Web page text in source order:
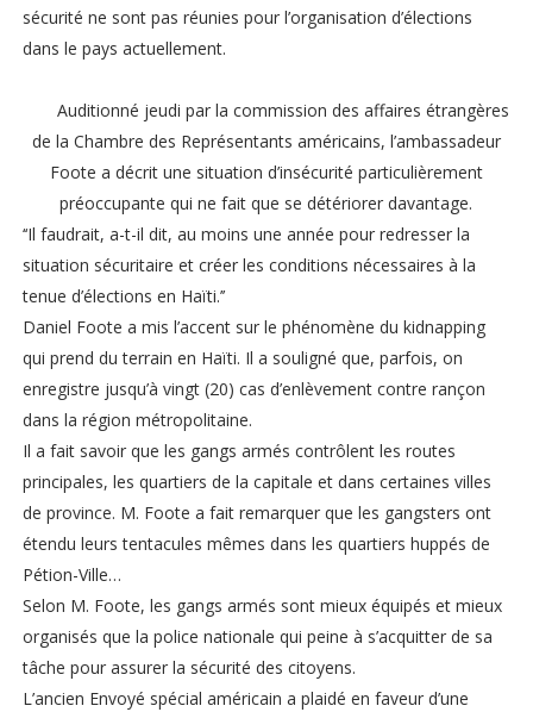
sécurité ne sont pas réunies pour l’organisation d’élections
dans le pays actuellement.
Auditionné jeudi par la commission des affaires étrangères
de la Chambre des Représentants américains, l’ambassadeur
Foote a décrit une situation d’insécurité particulièrement
préoccupante qui ne fait que se détériorer davantage.
‘‘Il faudrait, a-t-il dit, au moins une année pour redresser la
situation sécuritaire et créer les conditions nécessaires à la
tenue d’élections en Haïti.’’
Daniel Foote a mis l’accent sur le phénomène du kidnapping
qui prend du terrain en Haïti. Il a souligné que, parfois, on
enregistre jusqu’à vingt (20) cas d’enlèvement contre rançon
dans la région métropolitaine.
Il a fait savoir que les gangs armés contrôlent les routes
principales, les quartiers de la capitale et dans certaines villes
de province. M. Foote a fait remarquer que les gangsters ont
étendu leurs tentacules mêmes dans les quartiers huppés de
Pétion-Ville…
Selon M. Foote, les gangs armés sont mieux équipés et mieux
organisés que la police nationale qui peine à s’acquitter de sa
tâche pour assurer la sécurité des citoyens.
L’ancien Envoyé spécial américain a plaidé en faveur d’une